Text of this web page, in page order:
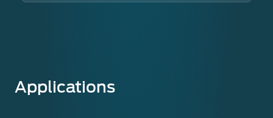
Applications